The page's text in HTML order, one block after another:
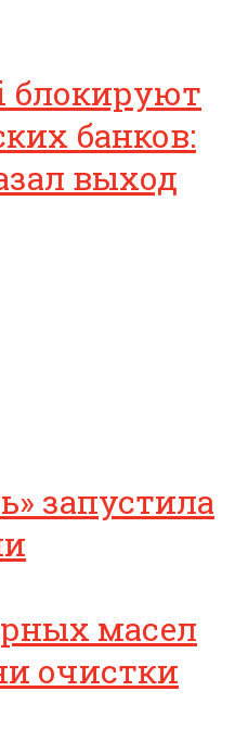
блокируют
банков:
выход
запустила
масел
очистки